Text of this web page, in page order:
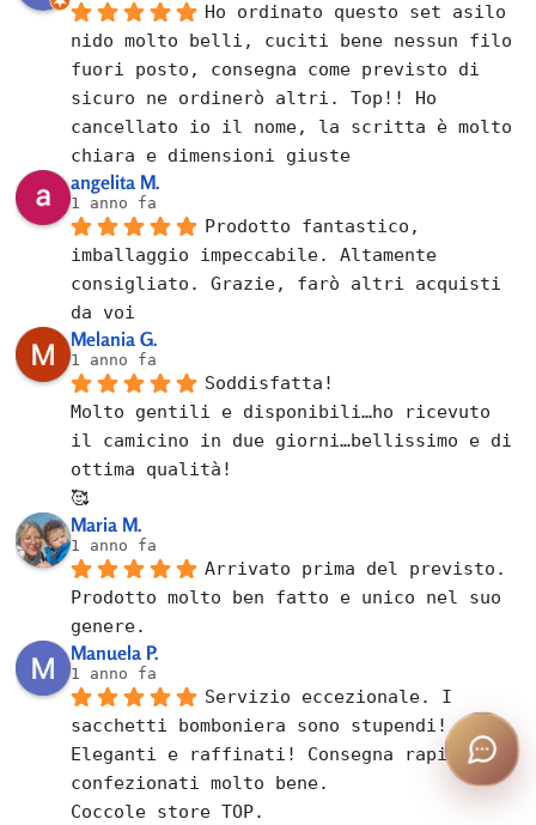
Ho ordinato questo set asilo
nido molto belli, cuciti bene nessun filo
fuori posto, consegna come previsto di
sicuro ne ordinerò altri. Top!! Ho
cancellato io il nome, la scritta è molto
chiara e dimensioni giuste
angelita M.
1 anno fa
Prodotto fantastico,
imballaggio impeccabile. Altamente
consigliato. Grazie, farò altri acquisti
da voi
Melania G.
1 anno fa
Soddisfatta!
Molto gentili e disponibili…ho ricevuto
il camicino in due giorni…bellissimo e di
ottima qualità!
🥰
Maria M.
1 anno fa
Arrivato prima del previsto.
Prodotto molto ben fatto e unico nel suo
genere.
Manuela P.
1 anno fa
Servizio eccezionale. I
sacchetti bomboniera sono stupendi!
Eleganti e raffinati! Consegna rapida e
confezionati molto bene.
Coccole store TOP.